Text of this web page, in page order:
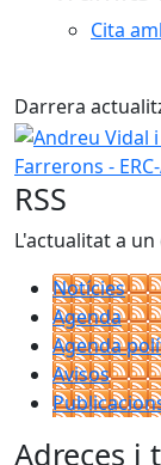
Cita
Darrera
Andreu Vidal i
Farrerons -
RSS
L'actualitat a un
Notícies
Agenda
Agenda
Avisos
Adreces i